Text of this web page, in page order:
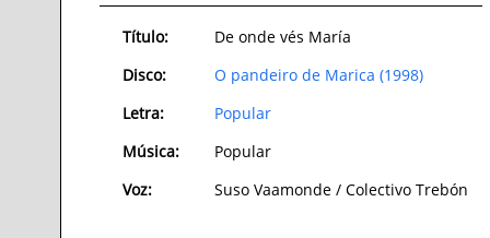
Título:
De onde vés María
Disco:
O pandeiro de Marica (1998)
Letra:
Popular
Música:
Popular
Voz:
Suso Vaamonde / Colectivo Trebón